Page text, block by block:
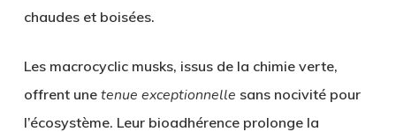
chaudes et boisées.
Les macrocyclic musks, issus de la chimie verte,
offrent une tenue exceptionnelle sans nocivité pour
l’écosystème. Leur bioadhérenceprolonge la